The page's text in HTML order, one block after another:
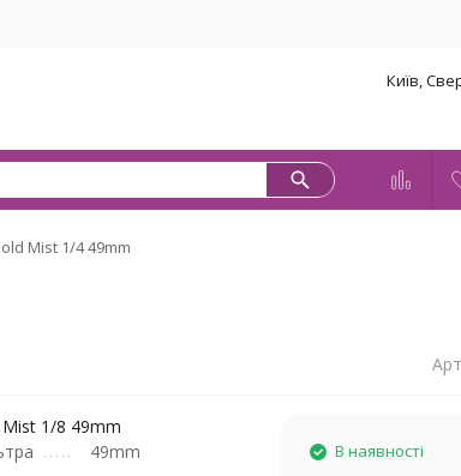
Київ,
Mist 1/4 49mm
1/8 49mm
49mm
В наявності